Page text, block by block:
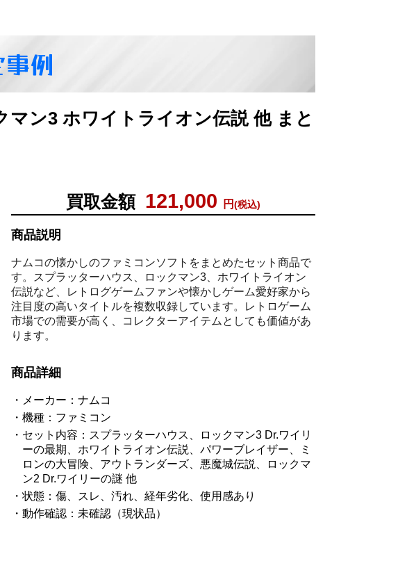
例
ン3 ホワイトライオン伝説 他 まと
買取金額 121,000 円(税込)
商品説明
ナムコの懐かしのファミコンソフトをまとめたセット商品で
す。スプラッターハウス、ロックマン3、ホワイトライオン
伝説など、レトログゲームファンや懐かしゲーム愛好家から
注目度の高いタイトルを複数収録しています。レトロゲーム
市場での需要が高く、コレクターアイテムとしても価値があ
ります。
商品詳細
メーカー：ナムコ
機種：ファミコン
セット内容：スプラッターハウス、ロックマン3 Dr.ワイリ
ーの最期、ホワイトライオン伝説、パワーブレイザー、ミ
ロンの大冒険、アウトランダーズ、悪魔城伝説、ロックマ
ン2 Dr.ワイリーの謎 他
状態：傷、スレ、汚れ、経年劣化、使用感あり
動作確認：未確認（現状品）